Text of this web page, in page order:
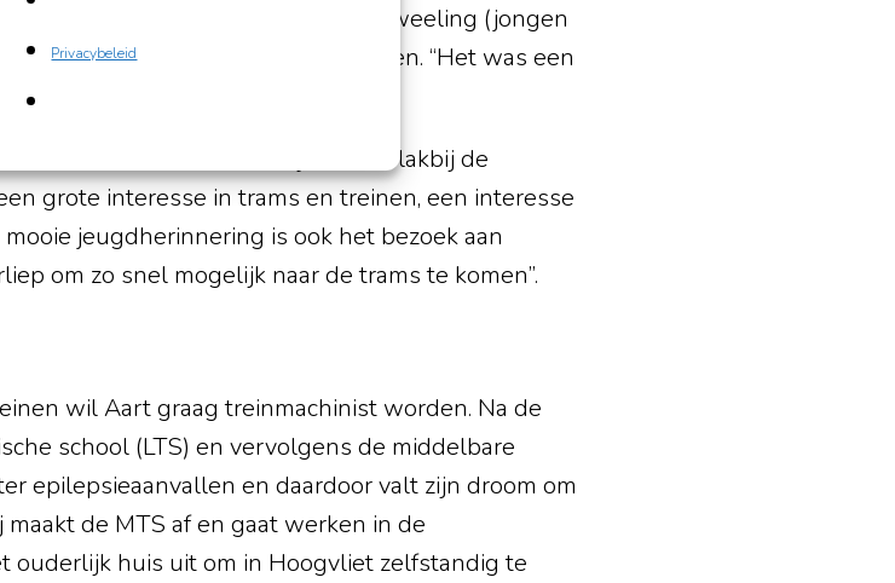
Privacybeleid
jongen, dan een meisje en een tweeling (jongen
gezin waarin hij opgroeit te vertellen. “Het was een
waar trams doorheen rijden en vlakbij de
grote interesse in trams en treinen, een interesse
jeugdherinnering is ook het bezoek aan
om zo snel mogelijk naar de trams te komen”.
wil Aart graag treinmachinist worden. Na de
school (LTS) en vervolgens de middelbare
epilepsieaanvallen en daardoor valt zijn droom om
de MTS af en gaat werken in de
ouderlijk huis uit om in Hoogvliet zelfstandig te